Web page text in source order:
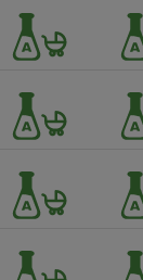
Lessive